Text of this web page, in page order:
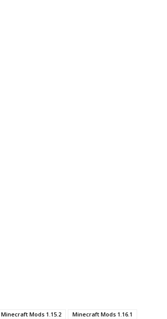
Minecraft Mods 1.15.2
Minecraft Mods 1.16.1